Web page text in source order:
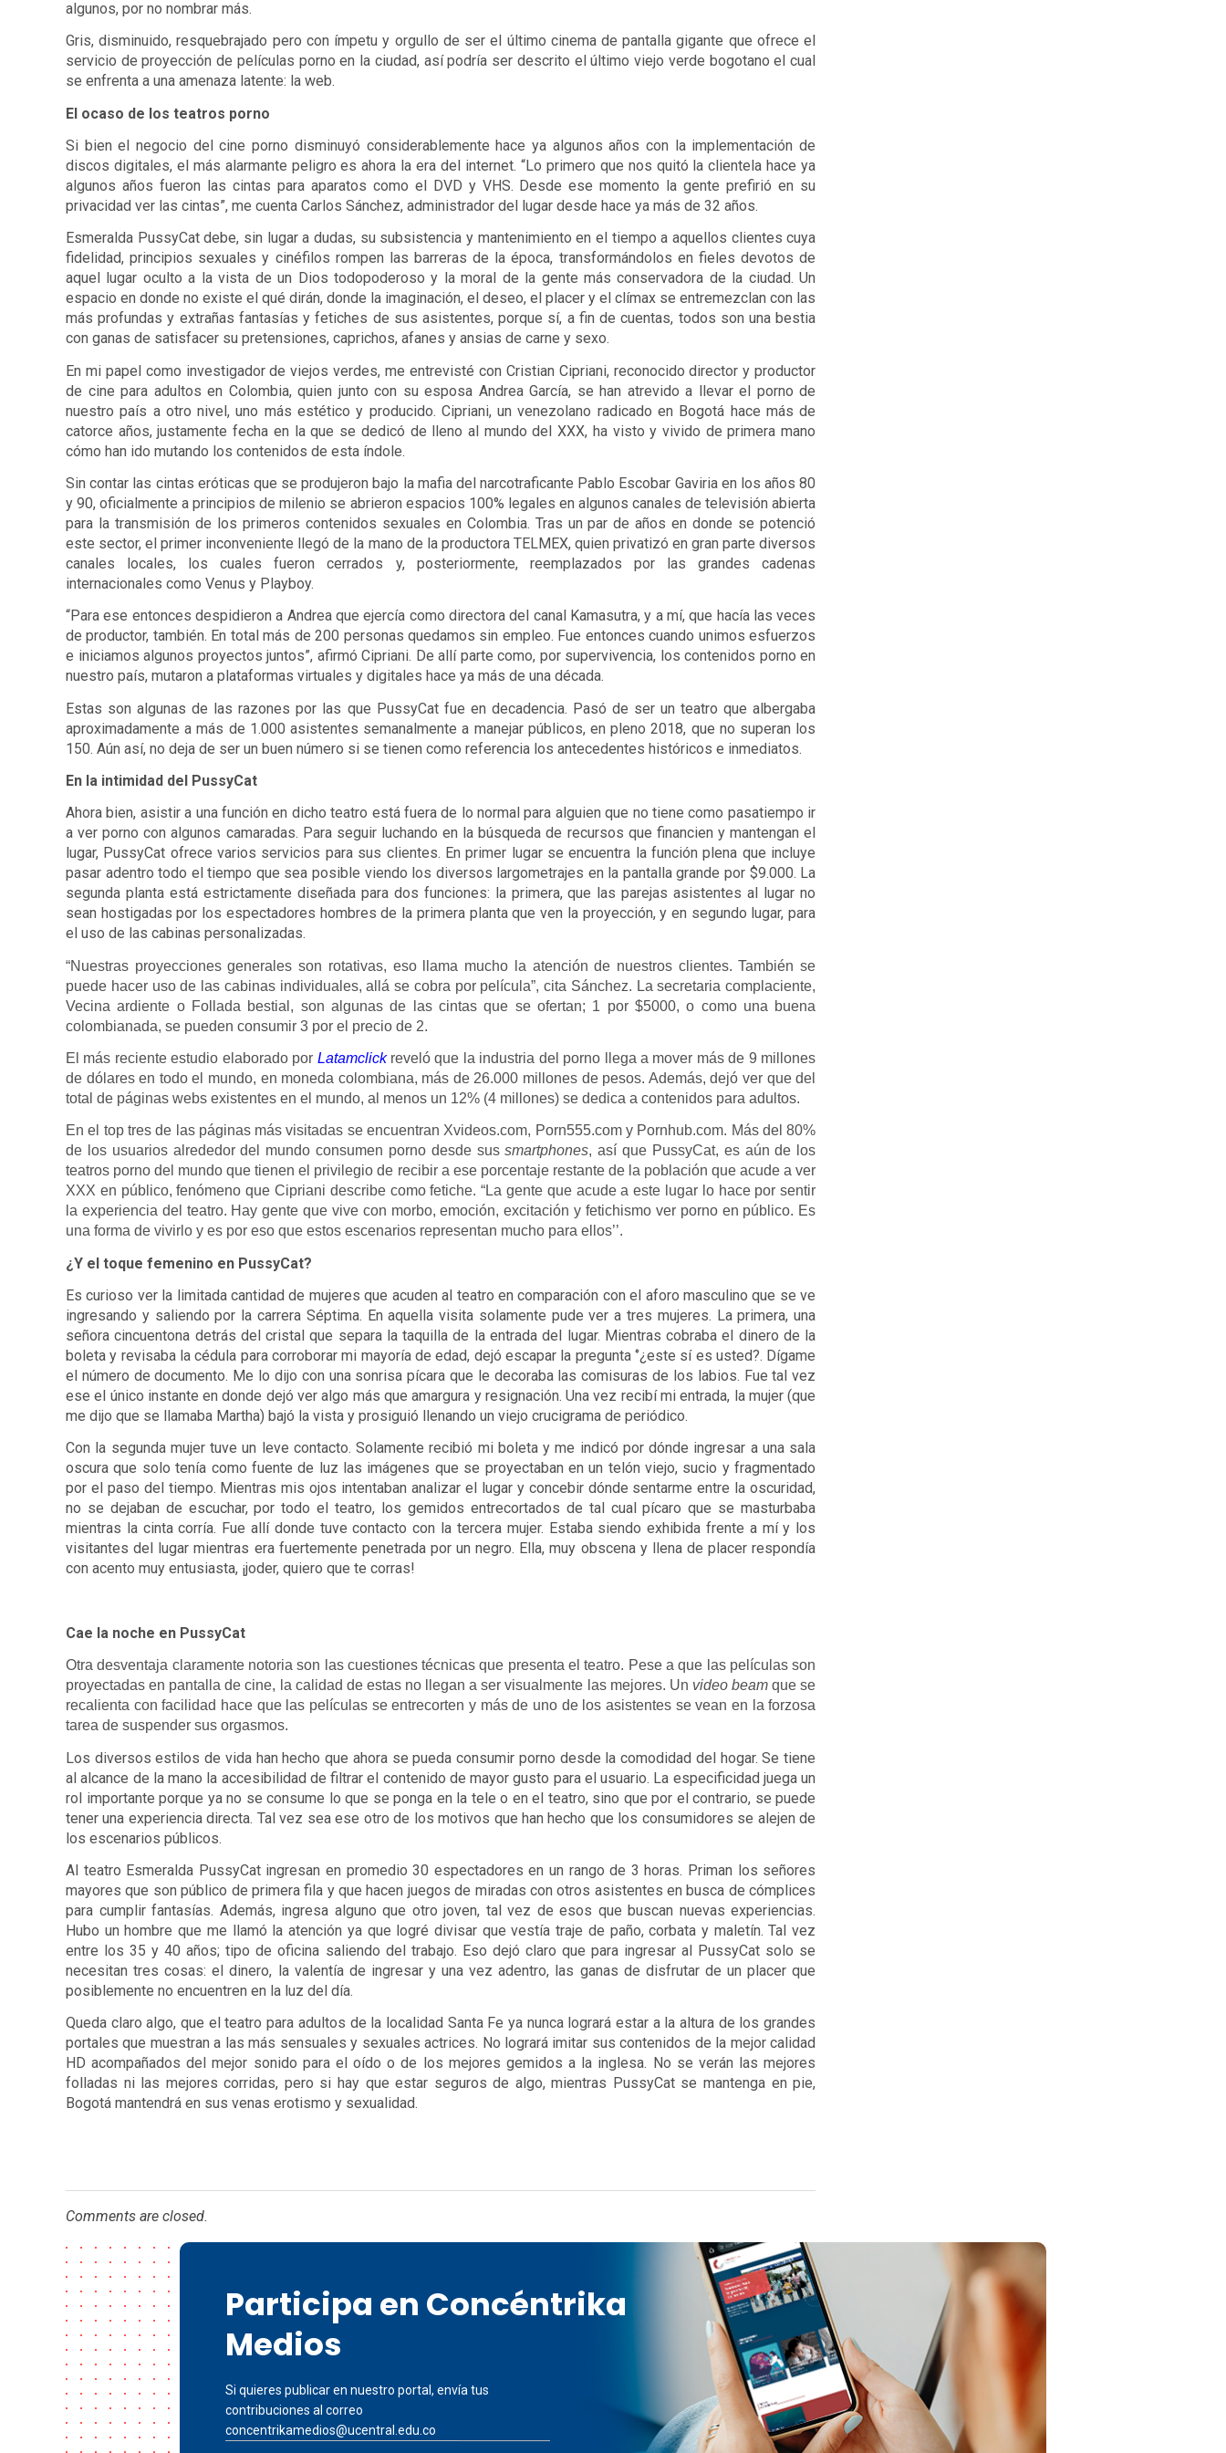
algunos, por no nombrar más.
Gris, disminuido, resquebrajado pero con ímpetu y orgullo de ser el último cinema de pantalla gigante que ofrece el
servicio de proyección de películas porno en la ciudad, así podría ser descrito el último viejo verde bogotano el cual
se enfrenta a una amenaza latente: la web.
El ocaso de los teatros porno
Si bien el negocio del cine porno disminuyó considerablemente hace ya algunos años con la implementación de
discos digitales, el más alarmante peligro es ahora la era del internet. “Lo primero que nos quitó la clientela hace ya
algunos años fueron las cintas para aparatos como el DVD y VHS. Desde ese momento la gente prefirió en su
privacidad ver las cintas”, me cuenta Carlos Sánchez, administrador del lugar desde hace ya más de 32 años.
Esmeralda PussyCat debe, sin lugar a dudas, su subsistencia y mantenimiento en el tiempo a aquellos clientes cuya
fidelidad, principios sexuales y cinéfilos rompen las barreras de la época, transformándolos en fieles devotos de
aquel lugar oculto a la vista de un Dios todopoderoso y la moral de la gente más conservadora de la ciudad. Un
espacio en donde no existe el qué dirán, donde la imaginación, el deseo, el placer y el clímax se entremezclan con las
más profundas y extrañas fantasías y fetiches de sus asistentes, porque sí, a fin de cuentas, todos son una bestia
con ganas de satisfacer su pretensiones, caprichos, afanes y ansias de carne y sexo.
En mi papel como investigador de viejos verdes, me entrevisté con Cristian Cipriani, reconocido director y productor
de cine para adultos en Colombia, quien junto con su esposa Andrea García, se han atrevido a llevar el porno de
nuestro país a otro nivel, uno más estético y producido. Cipriani, un venezolano radicado en Bogotá hace más de
catorce años, justamente fecha en la que se dedicó de lleno al mundo del XXX, ha visto y vivido de primera mano
cómo han ido mutando los contenidos de esta índole.
Sin contar las cintas eróticas que se produjeron bajo la mafia del narcotraficante Pablo Escobar Gaviria en los años 80
y 90, oficialmente a principios de milenio se abrieron espacios 100% legales en algunos canales de televisión abierta
para la transmisión de los primeros contenidos sexuales en Colombia. Tras un par de años en donde se potenció
este sector, el primer inconveniente llegó de la mano de la productora TELMEX, quien privatizó en gran parte diversos
canales locales, los cuales fueron cerrados y, posteriormente, reemplazados por las grandes cadenas
internacionales como Venus y Playboy.
“Para ese entonces despidieron a Andrea que ejercía como directora del canal Kamasutra, y a mí, que hacía las veces
de productor, también. En total más de 200 personas quedamos sin empleo. Fue entonces cuando unimos esfuerzos
e iniciamos algunos proyectos juntos”, afirmó Cipriani. De allí parte como, por supervivencia, los contenidos porno en
nuestro país, mutaron a plataformas virtuales y digitales hace ya más de una década.
Estas son algunas de las razones por las que PussyCat fue en decadencia. Pasó de ser un teatro que albergaba
aproximadamente a más de 1.000 asistentes semanalmente a manejar públicos, en pleno 2018, que no superan los
150. Aún así, no deja de ser un buen número si se tienen como referencia los antecedentes históricos e inmediatos.
En la intimidad del PussyCat
Ahora bien, asistir a una función en dicho teatro está fuera de lo normal para alguien que no tiene como pasatiempo ir
a ver porno con algunos camaradas. Para seguir luchando en la búsqueda de recursos que financien y mantengan el
lugar, PussyCat ofrece varios servicios para sus clientes. En primer lugar se encuentra la función plena que incluye
pasar adentro todo el tiempo que sea posible viendo los diversos largometrajes en la pantalla grande por $9.000. La
segunda planta está estrictamente diseñada para dos funciones: la primera, que las parejas asistentes al lugar no
sean hostigadas por los espectadores hombres de la primera planta que ven la proyección, y en segundo lugar, para
el uso de las cabinas personalizadas.
“Nuestras proyecciones generales son rotativas, eso llama mucho la atención de nuestros clientes. También se
puede hacer uso de las cabinas individuales, allá se cobra por película”, cita Sánchez. La secretaria complaciente,
Vecina ardiente o Follada bestial, son algunas de las cintas que se ofertan; 1 por $5000, o como una buena
colombianada, se pueden consumir 3 por el precio de 2.
El más reciente estudio elaborado por Latamclick reveló que la industria del porno llega a mover más de 9 millones
de dólares en todo el mundo, en moneda colombiana, más de 26.000 millones de pesos. Además, dejó ver que del
total de páginas webs existentes en el mundo, al menos un 12% (4 millones) se dedica a contenidos para adultos.
En el top tres de las páginas más visitadas se encuentran Xvideos.com, Porn555.com y Pornhub.com. Más del 80%
de los usuarios alrededor del mundo consumen porno desde sus smartphones, así que PussyCat, es aún de los
teatros porno del mundo que tienen el privilegio de recibir a ese porcentaje restante de la población que acude a ver
XXX en público, fenómeno que Cipriani describe como fetiche. “La gente que acude a este lugar lo hace por sentir
la experiencia del teatro. Hay gente que vive con morbo, emoción, excitación y fetichismo ver porno en público. Es
una forma de vivirlo y es por eso que estos escenarios representan mucho para ellos’’.
¿Y el toque femenino en PussyCat?
Es curioso ver la limitada cantidad de mujeres que acuden al teatro en comparación con el aforo masculino que se ve
ingresando y saliendo por la carrera Séptima. En aquella visita solamente pude ver a tres mujeres. La primera, una
señora cincuentona detrás del cristal que separa la taquilla de la entrada del lugar. Mientras cobraba el dinero de la
boleta y revisaba la cédula para corroborar mi mayoría de edad, dejó escapar la pregunta ‘’¿este sí es usted?. Dígame
el número de documento. Me lo dijo con una sonrisa pícara que le decoraba las comisuras de los labios. Fue tal vez
ese el único instante en donde dejó ver algo más que amargura y resignación. Una vez recibí mi entrada, la mujer (que
me dijo que se llamaba Martha) bajó la vista y prosiguió llenando un viejo crucigrama de periódico.
Con la segunda mujer tuve un leve contacto. Solamente recibió mi boleta y me indicó por dónde ingresar a una sala
oscura que solo tenía como fuente de luz las imágenes que se proyectaban en un telón viejo, sucio y fragmentado
por el paso del tiempo. Mientras mis ojos intentaban analizar el lugar y concebir dónde sentarme entre la oscuridad,
no se dejaban de escuchar, por todo el teatro, los gemidos entrecortados de tal cual pícaro que se masturbaba
mientras la cinta corría. Fue allí donde tuve contacto con la tercera mujer. Estaba siendo exhibida frente a mí y los
visitantes del lugar mientras era fuertemente penetrada por un negro. Ella, muy obscena y llena de placer respondía
con acento muy entusiasta, ¡joder, quiero que te corras!
Cae la noche en PussyCat
Otra desventaja claramente notoria son las cuestiones técnicas que presenta el teatro. Pese a que las películas son
proyectadas en pantalla de cine, la calidad de estas no llegan a ser visualmente las mejores. Un video beam que se
recalienta con facilidad hace que las películas se entrecorten y más de uno de los asistentes se vean en la forzosa
tarea de suspender sus orgasmos.
Los diversos estilos de vida han hecho que ahora se pueda consumir porno desde la comodidad del hogar. Se tiene
al alcance de la mano la accesibilidad de filtrar el contenido de mayor gusto para el usuario. La especificidad juega un
rol importante porque ya no se consume lo que se ponga en la tele o en el teatro, sino que por el contrario, se puede
tener una experiencia directa. Tal vez sea ese otro de los motivos que han hecho que los consumidores se alejen de
los escenarios públicos.
Al teatro Esmeralda PussyCat ingresan en promedio 30 espectadores en un rango de 3 horas. Priman los señores
mayores que son público de primera fila y que hacen juegos de miradas con otros asistentes en busca de cómplices
para cumplir fantasías. Además, ingresa alguno que otro joven, tal vez de esos que buscan nuevas experiencias.
Hubo un hombre que me llamó la atención ya que logré divisar que vestía traje de paño, corbata y maletín. Tal vez
entre los 35 y 40 años; tipo de oficina saliendo del trabajo. Eso dejó claro que para ingresar al PussyCat solo se
necesitan tres cosas: el dinero, la valentía de ingresar y una vez adentro, las ganas de disfrutar de un placer que
posiblemente no encuentren en la luz del día.
Queda claro algo, que el teatro para adultos de la localidad Santa Fe ya nunca logrará estar a la altura de los grandes
portales que muestran a las más sensuales y sexuales actrices. No logrará imitar sus contenidos de la mejor calidad
HD acompañados del mejor sonido para el oído o de los mejores gemidos a la inglesa. No se verán las mejores
folladas ni las mejores corridas, pero si hay que estar seguros de algo, mientras PussyCat se mantenga en pie,
Bogotá mantendrá en sus venas erotismo y sexualidad.
Comments are closed.
Participa en Concéntrika
Medios
Si quieres publicar en nuestro portal, envía tus
contribuciones al correo
concentrikamedios@ucentral.edu.co